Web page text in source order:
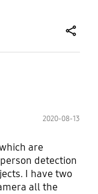
2020-08-13
are
detection
I have two
all the